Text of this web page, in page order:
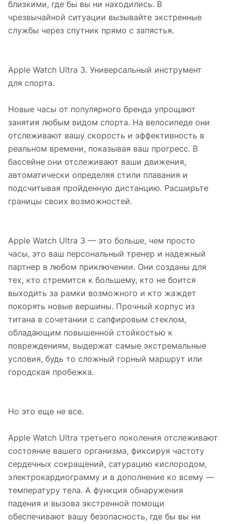
близкими, где бы вы ни находились. В
чрезвычайной ситуации вызывайте экстренные
службы через спутник прямо с запястья.
Apple Watch Ultra 3. Универсальный инструмент
для спорта.
Новые часы от популярного бренда упрощают
занятия любым видом спорта. На велосипеде они
отслеживают вашу скорость и эффективность в
реальном времени, показывая ваш прогресс. В
бассейне они отслеживают ваши движения,
автоматически определяя стили плавания и
подсчитывая пройденную дистанцию. Расширьте
границы своих возможностей.
Apple Watch Ultra 3 — это больше, чем просто
часы, это ваш персональный тренер и надежный
партнер в любом приключении. Они созданы для
тех, кто стремится к большему, кто не боится
выходить за рамки возможного и кто жаждет
покорять новые вершины. Прочный корпус из
титана в сочетании с сапфировым стеклом,
обладающим повышенной стойкостью к
повреждениям, выдержат самые экстремальные
условия, будь то сложный горный маршрут или
городская пробежка.
Но это еще не все.
Apple Watch Ultra третьего поколения отслеживают
состояние вашего организма, фиксируя частоту
сердечных сокращений, сатурацию кислородом,
электрокардиограмму и в дополнение ко всему —
температуру тела. А функция обнаружения
падения и вызова экстренной помощи
обеспечивают вашу безопасность, где бы вы ни